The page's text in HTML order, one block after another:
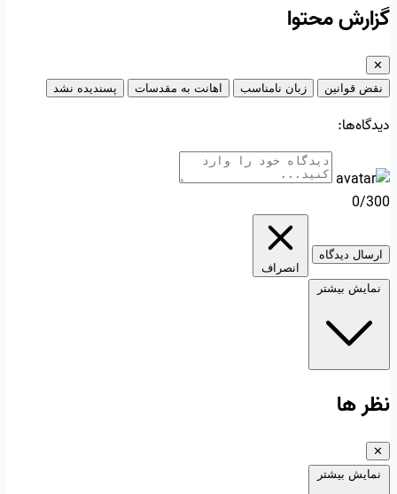
گزارش محتوا
✕
نقض قوانین
زبان نامناسب اهانت به مقدسات پسندیده نشد
دیدگاه‌ها:
0/300
ارسال دیدگاه
انصراف
نمایش بیشتر
نظر ها
✕
نمایش بیشتر